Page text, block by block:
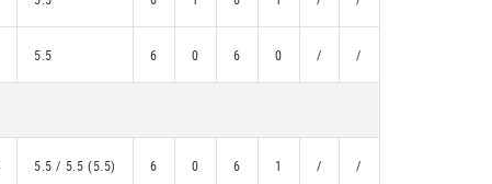
5.5 6 0 6 0 / /
5.5 / 5.5 (5.5) 6 0 6 1 / /